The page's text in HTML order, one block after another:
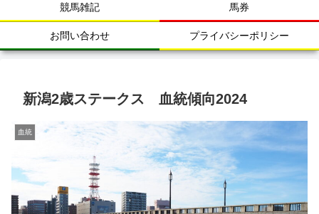
競馬雑記 馬券
お問い合わせ プライバシーポリシー
新潟2歳ステークス 血統傾向2024
血統